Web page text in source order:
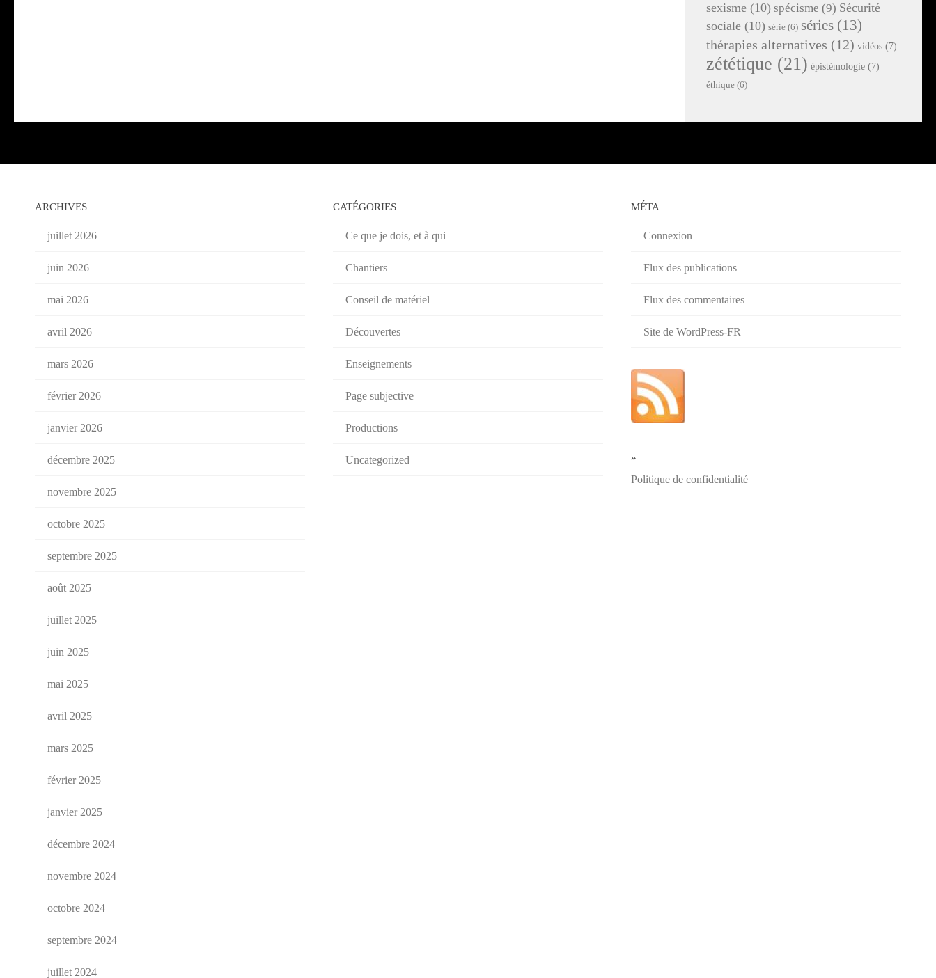
sexisme (10) spécisme (9) Sécurité
sociale (10) série (6) séries (13)
thérapies alternatives (12) vidéos (7)
zététique (21) épistémologie (7)
éthique (6)
ARCHIVES
juillet 2026
juin 2026
mai 2026
avril 2026
mars 2026
février 2026
janvier 2026
décembre 2025
novembre 2025
octobre 2025
septembre 2025
août 2025
juillet 2025
juin 2025
mai 2025
avril 2025
mars 2025
février 2025
janvier 2025
décembre 2024
novembre 2024
octobre 2024
septembre 2024
juillet 2024
CATÉGORIES
Ce que je dois, et à qui
Chantiers
Conseil de matériel
Découvertes
Enseignements
Page subjective
Productions
Uncategorized
MÉTA
Connexion
Flux des publications
Flux des commentaires
Site de WordPress-FR
»
Politique de confidentialité